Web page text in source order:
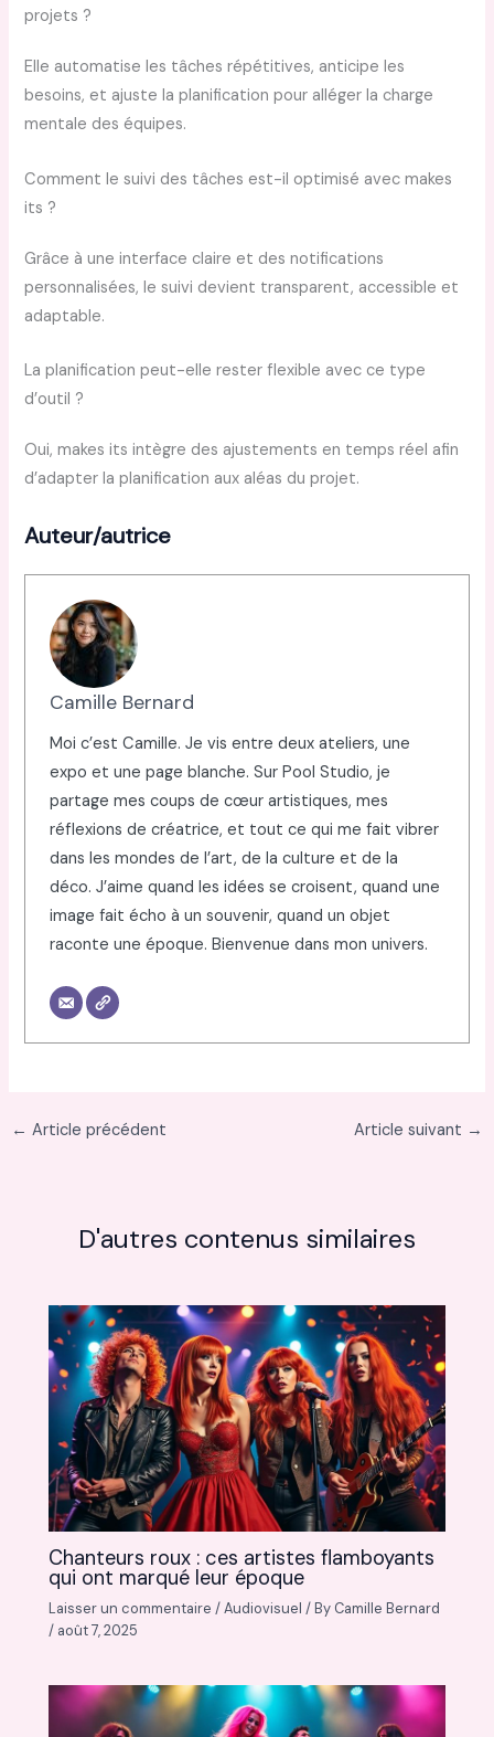
projets ?
Elle automatise les tâches répétitives, anticipe les
besoins, et ajuste la planification pour alléger la charge
mentale des équipes.
Comment le suivi des tâches est-il optimisé avec makes
its ?
Grâce à une interface claire et des notifications
personnalisées, le suivi devient transparent, accessible et
adaptable.
La planification peut-elle rester flexible avec ce type
d’outil ?
Oui, makes its intègre des ajustements en temps réel afin
d’adapter la planification aux aléas du projet.
Auteur/autrice
Camille Bernard
Moi c’est Camille. Je vis entre deux ateliers, une
expo et une page blanche. Sur Pool Studio, je
partage mes coups de cœur artistiques, mes
réflexions de créatrice, et tout ce qui me fait vibrer
dans les mondes de l’art, de la culture et de la
déco. J’aime quand les idées se croisent, quand une
image fait écho à un souvenir, quand un objet
raconte une époque. Bienvenue dans mon univers.
← Article précédent Article suivant →
D'autres contenus similaires
Chanteurs roux : ces artistes flamboyants
qui ont marqué leur époque
Laisser un commentaire /Audiovisuel / By Camille Bernard
/ août 7, 2025